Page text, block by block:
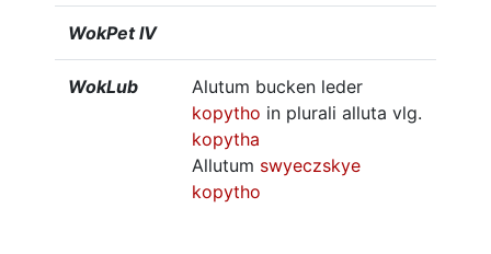
WokPet IV
WokLub
Alutum bucken leder
kopytho in plurali alluta vlg.
kopytha
Allutum swyeczskye
kopytho